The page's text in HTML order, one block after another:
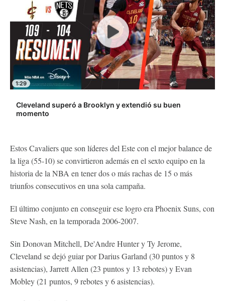
1:29
Cleveland superó a Brooklyn y extendió su buen
momento
Estos Cavaliers que son líderes del Este con el mejor balance de
la liga (55-10) se convirtieron además en el sexto equipo en la
historia de la NBA en tener dos o más rachas de 15 o más
triunfos consecutivos en una sola campaña.
El último conjunto en conseguir ese logro era Phoenix Suns, con
Steve Nash, en la temporada 2006-2007.
Sin Donovan Mitchell, De'Andre Hunter y Ty Jerome,
Cleveland se dejó guiar por Darius Garland (30 puntos y 8
asistencias), Jarrett Allen (23 puntos y 13 rebotes) y Evan
Mobley (21 puntos, 9 rebotes y 6 asistencias).